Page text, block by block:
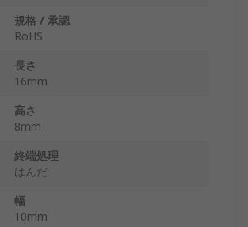
規格 / 承認
RoHS
長さ
16mm
高さ
8mm
終端処理
はんだ
幅
10mm